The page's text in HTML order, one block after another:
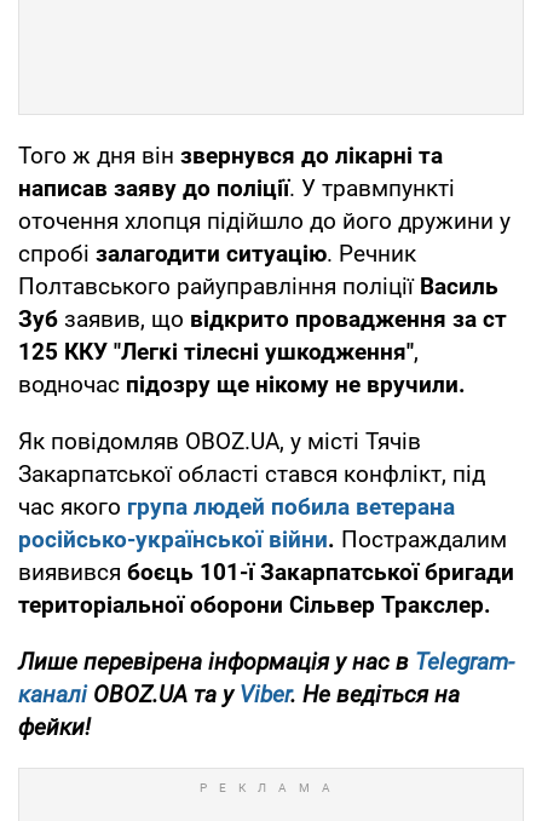
Того ж дня він звернувся до лікарні та
написав заяву до поліції. У травмпункті
оточення хлопця підійшло до його дружини у
спробі залагодити ситуацію. Речник
Полтавського райуправління поліції Василь
Зуб заявив, що відкрито провадження за ст
125 ККУ "Легкі тілесні ушкодження",
водночас підозру ще нікому не вручили.
Як повідомляв OBOZ.UA, у місті Тячів
Закарпатської області стався конфлікт, під
час якого група людей побила ветерана
російсько-української війни. Постраждалим
виявився боєць 101-ї Закарпатської бригади
територіальної оборони Сільвер Тракслер.
Лише перевірена інформація у нас в Telegram-
каналіOBOZ.UA та уViber. Не ведіться на
фейки!